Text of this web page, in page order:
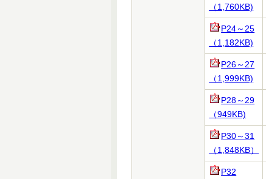
（1,760KB)
P24～25
（1,182KB)
P26～27
（1,999KB)
P28～29
（949KB)
P30～31
（1,848KB）
P32